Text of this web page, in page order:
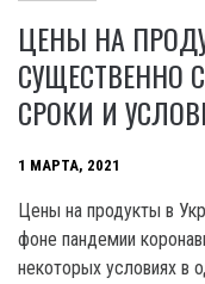
ЦЕНЫ НА
СУЩЕСТВЕННО
СРОКИ И
1 МАРТА, 2021
Цены на продукты в
фоне пандемии
некоторых условиях в